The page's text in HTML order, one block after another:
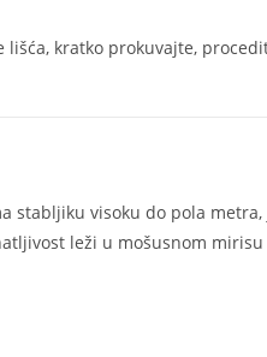
lišća, kratko prokuvajte,
stabljiku visoku do pola metra,
leži u mošusnom